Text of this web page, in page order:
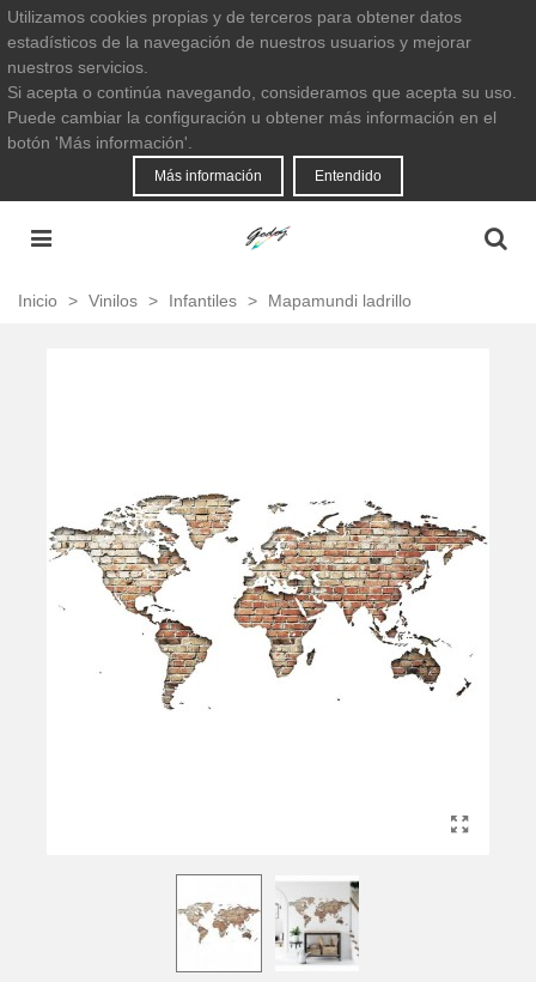
Utilizamos cookies propias y de terceros para obtener datos
estadísticos de la navegación de nuestros usuarios y mejorar
nuestros servicios.
Si acepta o continúa navegando, consideramos que acepta su uso.
Puede cambiar la configuración u obtener más información en el
botón 'Más información'.
Más información Entendido
Inicio > Vinilos > Infantiles > Mapamundi ladrillo